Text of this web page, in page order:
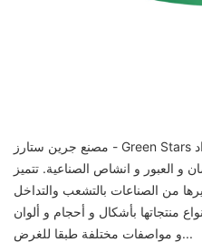
مصنع جرين ستارز - Green Stars من افضل مصانع السلوتيب و مواد
و العبور و انشاص الصناعية. تتميز
من الصناعات بالتشعب والتداخل
منتجاتها بأشكال و أحجام و ألوان